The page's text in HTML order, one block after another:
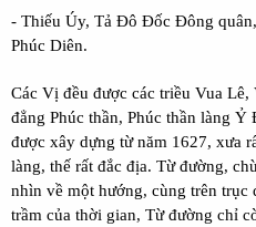
- Thiếu Úy, Tả Đô Đốc Đông
Phúc Diên.
Các Vị đều được các triều Vua
đẳng Phúc thần, Phúc thần làng
được xây dựng từ năm 1627, xưa
làng, thế rất đắc địa. Từ đường,
nhìn về một hướng, cùng trên trục
trầm của thời gian, Từ đường chỉ